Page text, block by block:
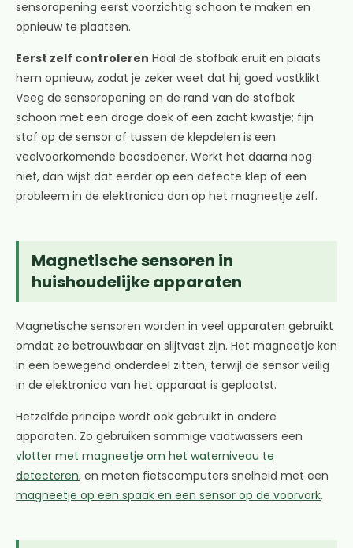
sensoropening eerst voorzichtig schoon te maken en
opnieuw te plaatsen.
Eerst zelf controleren Haal de stofbak eruit en plaats
hem opnieuw, zodat je zeker weet dat hij goed vastklikt.
Veeg de sensoropening en de rand van de stofbak
schoon met een droge doek of een zacht kwastje; fijn
stof op de sensor of tussen de klepdelen is een
veelvoorkomende boosdoener. Werkt het daarna nog
niet, dan wijst dat eerder op een defecte klep of een
probleem in de elektronica dan op het magneetje zelf.
Magnetische sensoren in
huishoudelijke apparaten
Magnetische sensoren worden in veel apparaten gebruikt
omdat ze betrouwbaar en slijtvast zijn. Het magneetje kan
in een bewegend onderdeel zitten, terwijl de sensor veilig
in de elektronica van het apparaat is geplaatst.
Hetzelfde principe wordt ook gebruikt in andere
apparaten. Zo gebruiken sommige vaatwassers een
vlotter met magneetje om het waterniveau te
detecteren, en meten fietscomputers snelheid met een
magneetje op een spaak en een sensor op de voorvork.